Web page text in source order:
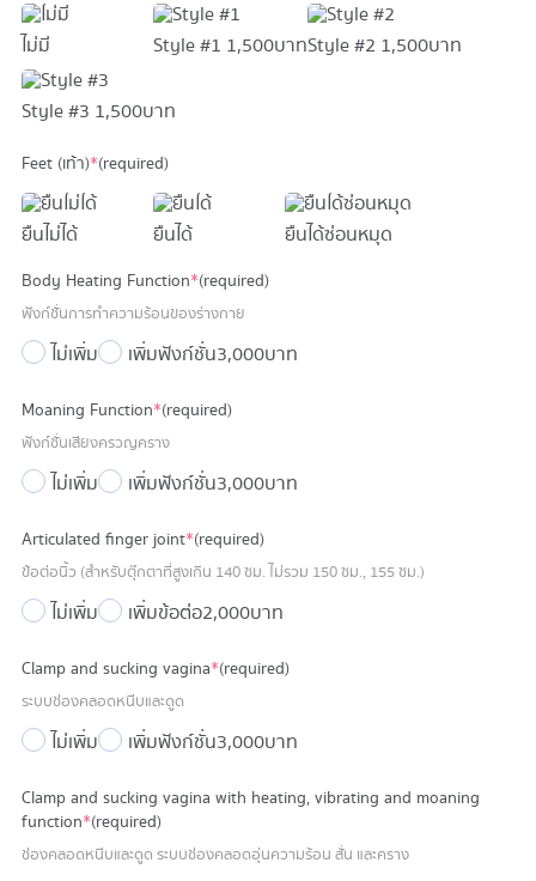
ไม่มี Style #1 1,500 บาทStyle #2 1,500 บาท
Style #3 1,500 บาท
Feet (เท้า)*(required)
ยืนไม่ได้ ยืนได้ ยืนได้ซ่อนหมุด
Body Heating Function*(required)
ฟังก์ชั่นการทำความร้อนของร่างกาย
ไม่เพิ่ม เพิ่มฟังก์ชั่น3,000 บาท
Moaning Function*(required)
ฟังก์ชั่นเสียงครวญคราง
ไม่เพิ่ม เพิ่มฟังก์ชั่น3,000 บาท
Articulated finger joint*(required)
ข้อต่อนิ้ว (สำหรับตุ๊กตาที่สูงเกิน 140 ซม. ไม่รวม 150 ซม., 155 ซม.)
ไม่เพิ่ม เพิ่มข้อต่อ2,000 บาท
Clamp and sucking vagina*(required)
ระบบช่องคลอดหนีบและดูด
ไม่เพิ่ม เพิ่มฟังก์ชั่น3,000 บาท
Clamp and sucking vagina with heating, vibrating and moaning
function*(required)
ช่องคลอดหนีบและดูด ระบบช่องคลอดอุ่นความร้อน สั่น และคราง